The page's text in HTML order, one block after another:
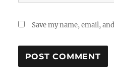
Save my name, email,